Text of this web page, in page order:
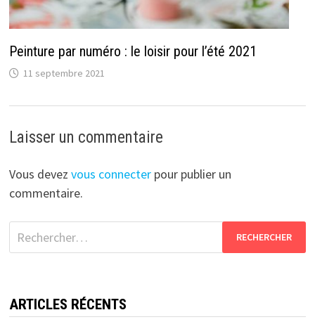
Peinture par numéro : le loisir pour l’été 2021
11 septembre 2021
Laisser un commentaire
Vous devez vous connecterpour publier un
commentaire.
Rechercher :
ARTICLES RÉCENTS